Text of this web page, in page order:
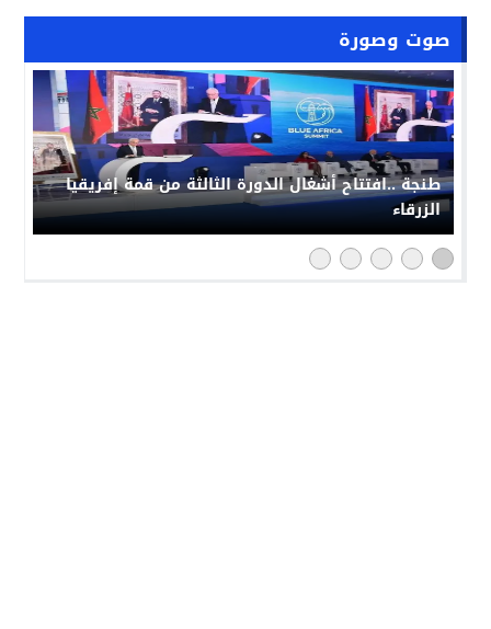
صوت وصورة
طنجة ..افتتاح أشغال الدورة الثالثة من قمة إفريقيا
الزرقاء